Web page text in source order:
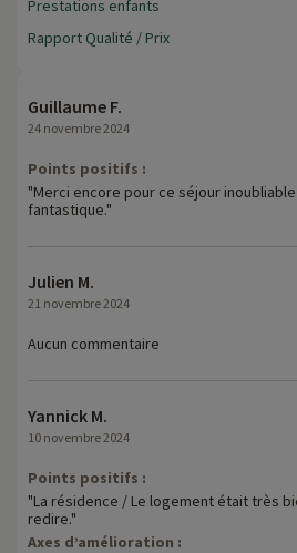
Prestations enfants
Rapport Qualité / Prix
Guillaume F.
24 novembre 2024
Points positifs :
"Merci encore pour ce séjour
fantastique."
Julien M.
21 novembre 2024
Aucun commentaire
Yannick M.
10 novembre 2024
Points positifs :
"La résidence / Le logement était très
redire."
Axes d’amélioration :